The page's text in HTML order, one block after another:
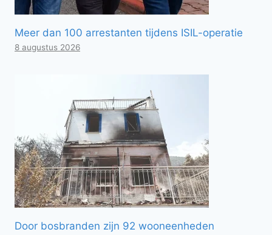
Meer dan 100 arrestanten tijdens ISIL-operatie
8 augustus 2026
Door bosbranden zijn 92 wooneenheden